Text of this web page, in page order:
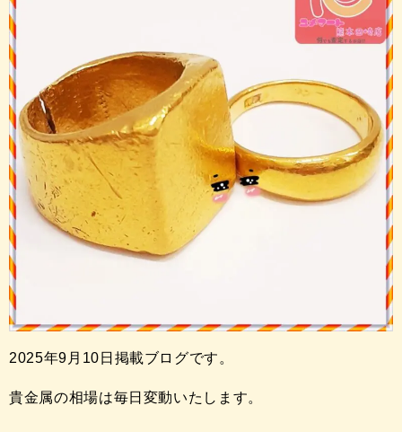
2025年9月10日掲載ブログです。
貴金属の相場は毎日変動いたします。